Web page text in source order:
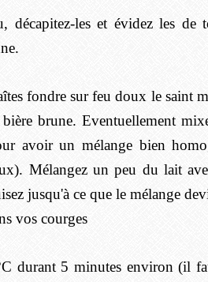
décapitez-les et évidez les de
fondre sur feu doux le saint
bière brune. Eventuellement
avoir un mélange bien
Mélangez un peu du lait
jusqu'à ce que le mélange
vos courges
durant 5 minutes environ (il